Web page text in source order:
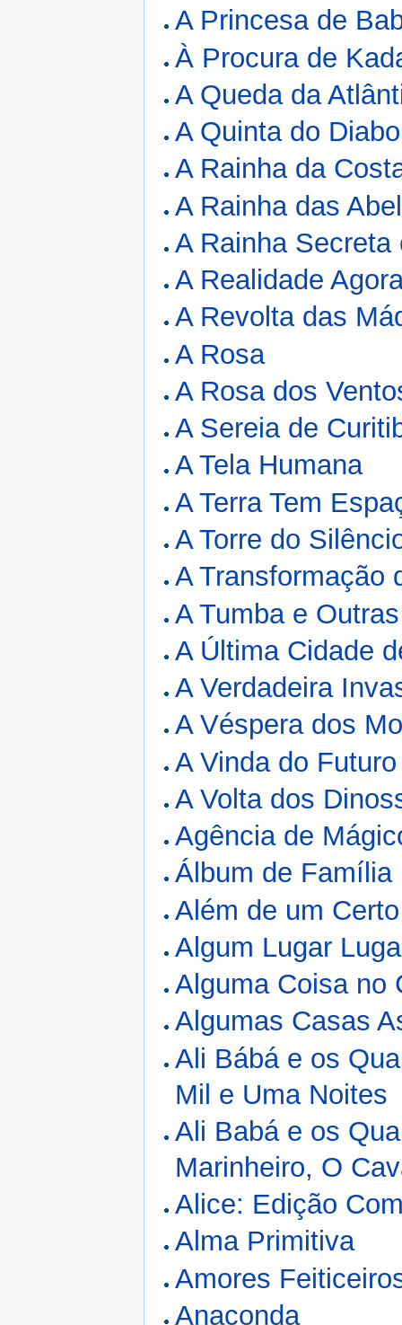
A Princesa de
À Procura de
A Queda da
A Quinta do
A Rainha da
A Rainha das
A Rainha
A Realidade
A Revolta das
A Rosa
A Rosa dos
A Sereia de
A Tela Humana
A Terra Tem
A Torre do
A Transformação
A Tumba e
A Última Cidade
A Verdadeira
A Véspera dos
A Vinda do Futuro
A Volta dos
Agência de
Álbum de Família
Além de um
Algum Lugar
Alguma Coisa no
Algumas Casas
Ali Bábá e os
Mil e Uma Noites
Ali Babá e os
Marinheiro, O
Alice: Edição
Alma Primitiva
Amores
Anaconda